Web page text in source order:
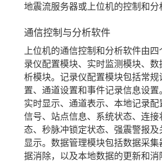
地震流服务器或上位机的控制和分
通信控制 与分析软件
上位机的通信控制和分析软件由
录仪配置模块、实时监测模块、
析模块。记录仪配置模块包括常
置、通道设置和事件记录信息设
实时显示、通道表示、本地记录
信号、站点信息、系统状态、连
态、秒脉冲锁定状态、强震警报
显示。数据管理模块包括数据采
据消除，以及本地数据的更新和